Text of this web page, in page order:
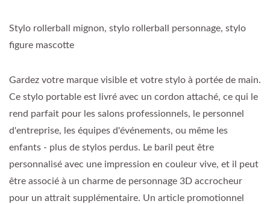
Stylo rollerball mignon, stylo rollerball personnage, stylo
figure mascotte
Gardez votre marque visible et votre stylo à portée de main.
Ce stylo portable est livré avec un cordon attaché, ce qui le
rend parfait pour les salons professionnels, le personnel
d'entreprise, les équipes d'événements, ou même les
enfants - plus de stylos perdus. Le baril peut être
personnalisé avec une impression en couleur vive, et il peut
être associé à un charme de personnage 3D accrocheur
pour un attrait supplémentaire. Un article promotionnel